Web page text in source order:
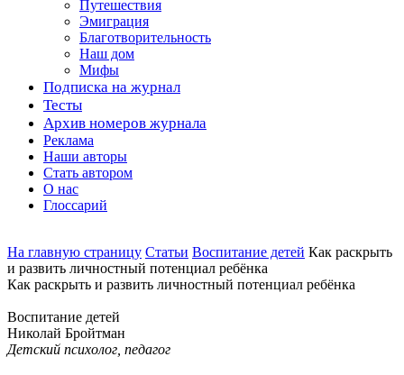
Путешествия
Эмиграция
Благотворительность
Наш дом
Мифы
Подписка на журнал
Тесты
Архив номеров журнала
Реклама
Наши авторы
Стать автором
О нас
Глоссарий
На главную страницу Статьи Воспитание детей Как раскрыть
и развить личностный потенциал ребёнка
Как раскрыть и развить личностный потенциал ребёнка
Воспитание детей
Николай Бройтман
Детский психолог, педагог